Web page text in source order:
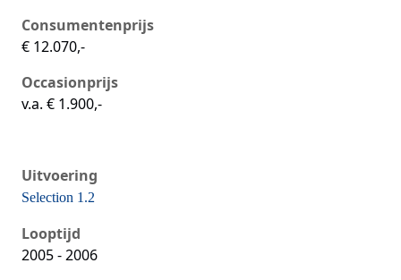
Consumentenprijs
€ 12.070,-
Occasionprijs
v.a. € 1.900,-
Uitvoering
Seat Ibiza iii, 1.2, 47 kW, Benzine, 3 deuren
Selection 1.2
Looptijd
2005 - 2006